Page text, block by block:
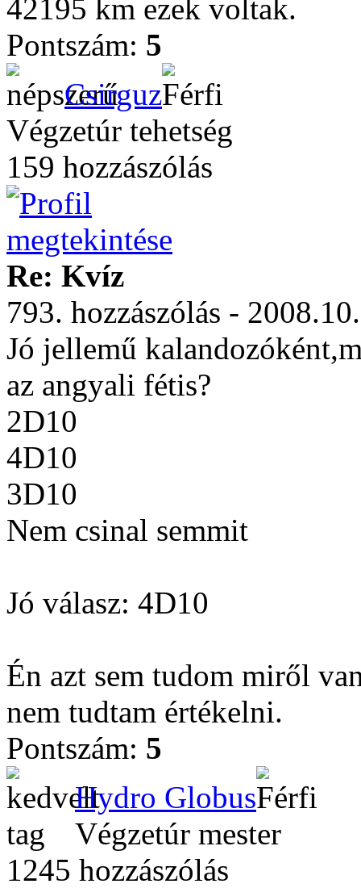
42195 km ezek voltak.
Pontszám: 5
Csirguz
Végzetúr tehetség
159 hozzászólás
Re: Kvíz
793. hozzászólás -
Jó jellemű
az angyali fétis?
2D10
4D10
3D10
Nem csinal semmit
Jó válasz: 4D10
Én azt sem tudom miről
nem tudtam értékelni.
Pontszám: 5
Hydro Globus
Végzetúr mester
1245 hozzászólás